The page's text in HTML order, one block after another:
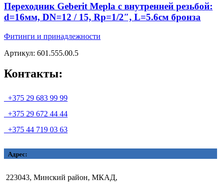
Переходник Geberit Mepla с внутренней резьбой:
d=16мм, DN=12 / 15, Rp=1/2″, L=5.6см бронза
Фитинги и принадлежности
Артикул: 601.555.00.5
Контакты:
+375 29 683 99 99
+375 29 672 44 44
+375 44 719 03 63
Адрес:
223043, Минский район, МКАД,